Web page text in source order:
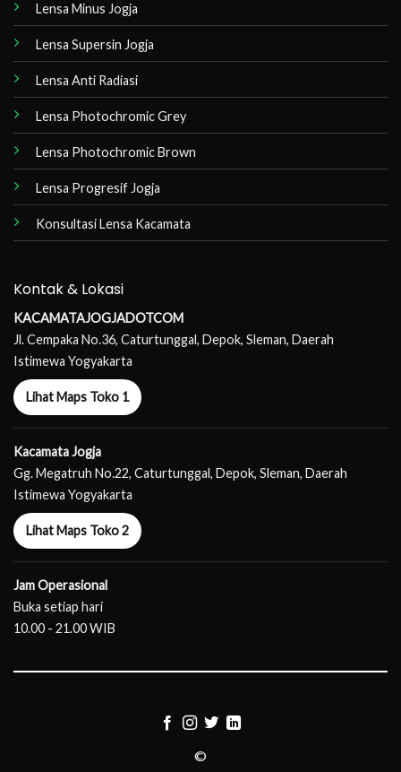
Lensa Minus Jogja
Lensa Supersin Jogja
Lensa Anti Radiasi
Lensa Photochromic Grey
Lensa Photochromic Brown
Lensa Progresif Jogja
Konsultasi Lensa Kacamata
Kontak & Lokasi
KACAMATAJOGJADOTCOM
Jl. Cempaka No.36, Caturtunggal, Depok, Sleman, Daerah
Istimewa Yogyakarta
Lihat Maps Toko 1
Kacamata Jogja
Gg. Megatruh No.22, Caturtunggal, Depok, Sleman, Daerah
Istimewa Yogyakarta
Lihat Maps Toko 2
Jam Operasional
Buka setiap hari
10.00 - 21.00 WIB
©